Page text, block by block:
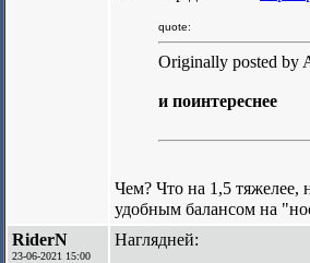
quote:
Originally posted by
и поинтереснее
Чем? Что на 1,5 тяжелее,
удобным балансом на
RiderN
23-06-2021 15:00
Наглядней: